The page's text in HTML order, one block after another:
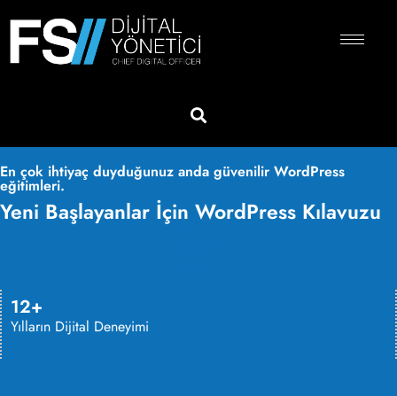
En çok ihtiyaç duyduğunuz anda güvenilir WordPress
eğitimleri.
Yeni Başlayanlar İçin WordPress Kılavuzu
12+
Yılların Dijital Deneyimi